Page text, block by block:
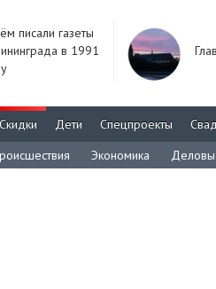
писали газеты
в 1991
Скидки Дети Спецпроекты
Экономика